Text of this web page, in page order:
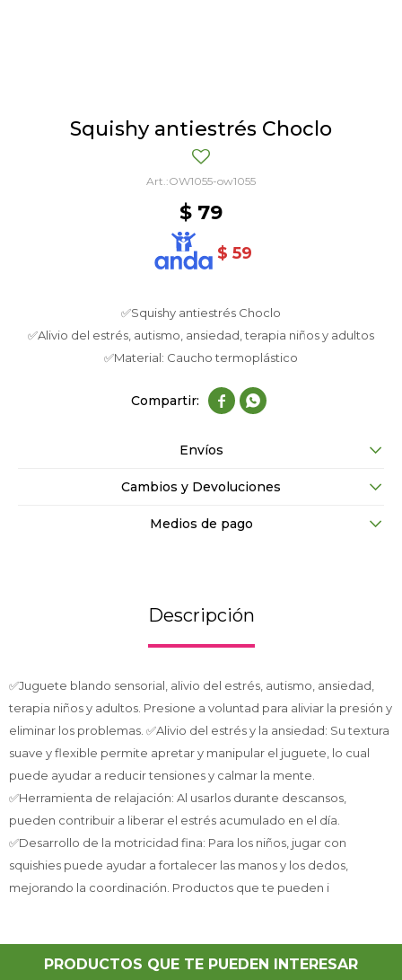
Squishy antiestrés Choclo
OW1055-ow1055
$ 79
$ 59
✅Squishy antiestrés Choclo
✅Alivio del estrés, autismo, ansiedad, terapia niños y adultos
✅Material: Caucho termoplástico
 
Envíos
Cambios y Devoluciones
Medios de pago
Descripción
✅Juguete blando sensorial, alivio del estrés, autismo, ansiedad,
terapia niños y adultos. Presione a voluntad para aliviar la presión y
eliminar los problemas. ✅Alivio del estrés y la ansiedad: Su textura
suave y flexible permite apretar y manipular el juguete, lo cual
puede ayudar a reducir tensiones y calmar la mente.
✅Herramienta de relajación: Al usarlos durante descansos,
pueden contribuir a liberar el estrés acumulado en el día.
✅Desarrollo de la motricidad fina: Para los niños, jugar con
squishies puede ayudar a fortalecer las manos y los dedos,
mejorando la coordinación. Productos que te pueden i
PRODUCTOS QUE TE PUEDEN INTERESAR